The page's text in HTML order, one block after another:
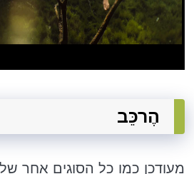
הֶרכֵּב
מעודכן כמו כל הסוגים אחר